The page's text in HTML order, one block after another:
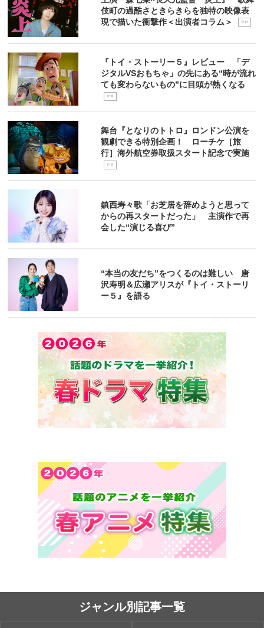
伎町の過酷さときらきらを独特の映像表
現で描いた衝撃作＜出演者コラム＞
P R
『トイ・ストーリー５』レビュー 「デ
ジタルVSおもちゃ」の先にある“時が流れ
ても変わらないもの”に目頭が熱くなる
P R
舞台『となりのトトロ』ロンドン公演を
観劇できる特別企画！ ローチケ［旅
行］海外航空券取扱スタート記念で実施
P R
鎮西寿々歌「お芝居を辞めようと思って
からの再スタートだった」 主演作で再
会した“演じる喜び”
“本当の友だち”をつくるのは難しい 唐
沢寿明＆広瀬アリスが『トイ・ストーリ
ー５』を語る
ジャンル別記事一覧